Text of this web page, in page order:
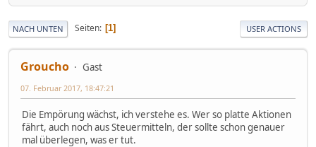
NACH UNTEN Seiten 1 USER ACTIONS
Groucho Gast
07. Februar 2017, 18:47:21
Die Empörung wächst, ich verstehe es. Wer so platte Aktionen
fährt, auch noch aus Steuermitteln, der sollte schon genauer
mal überlegen, was er tut.